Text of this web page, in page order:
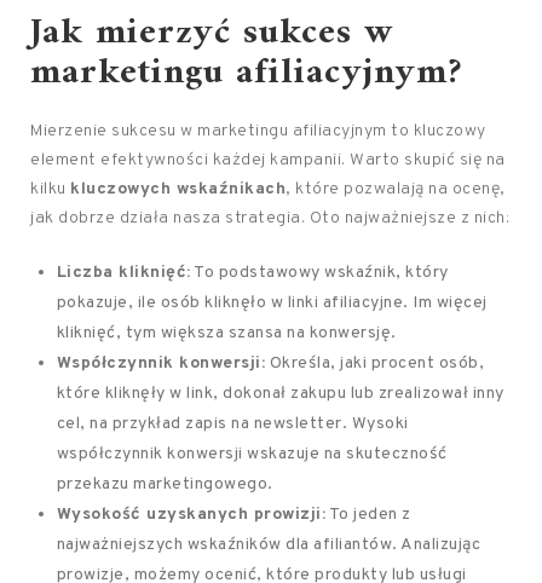
Jak mierzyć sukces w
marketingu afiliacyjnym?
Mierzenie sukcesu w marketingu afiliacyjnym to kluczowy
element efektywności każdej kampanii. Warto skupić się na
kilku kluczowych wskaźnikach, które pozwalają na ocenę,
jak dobrze działa nasza strategia. Oto najważniejsze z nich:
Liczba kliknięć: To podstawowy wskaźnik, który
pokazuje, ile osób kliknęło w linki afiliacyjne. Im więcej
kliknięć, tym większa szansa na konwersję.
Współczynnik konwersji: Określa, jaki procent osób,
które kliknęły w link, dokonał zakupu lub zrealizował inny
cel, na przykład zapis na newsletter. Wysoki
współczynnik konwersji wskazuje na skuteczność
przekazu marketingowego.
Wysokość uzyskanych prowizji: To jeden z
najważniejszych wskaźników dla afiliantów. Analizując
prowizje, możemy ocenić, które produkty lub usługi